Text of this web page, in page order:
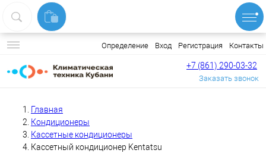
Определение Вход Регистрация Контакты
+7 (861) 290-03-32
Заказать звонок
Главная
Кондиционеры
Кассетные кондиционеры
Кассетный кондиционер Kentatsu